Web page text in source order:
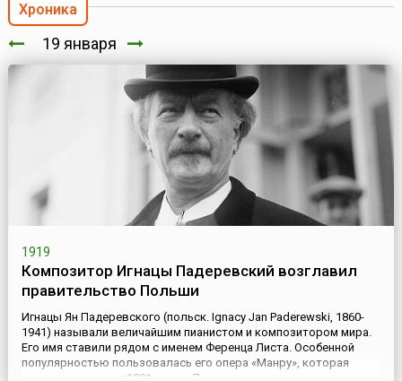
Хроника
19 января
1919
Композитор Игнацы Падеревский возглавил
правительство Польши
Игнацы Ян Падеревского (польск. Ignacy Jan Paderewski, 1860-
1941) называли величайшим пианистом и композитором мира.
Его имя ставили рядом с именем Ференца Листа. Особенной
популярностью пользовалась его опера «Манру», которая
после премьеры в 1901 году в Дрездене ставилась на сцене